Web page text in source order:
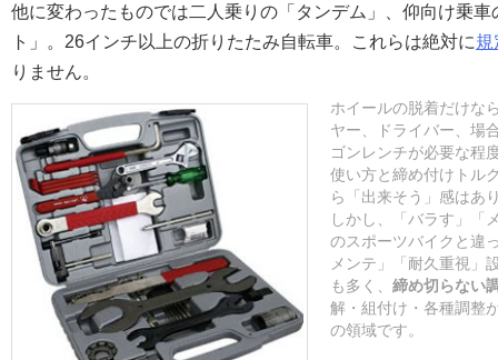
他に変わったものでは二人乗りの「タンデム」、仰向け乗車
ト」。26インチ以上の折りたたみ自転車。これらは絶対に規
りません。
ホイールの脱着だけな
ヤー、ドライバー、場
ゴンレンチが必要な程
使い方と締め付けトル
ら「出来そう」感はあ
しかし、「バラす」「
のスポーツバイクと違
メンテ」「耐久重視」
も多く、 締め切らない
解・組付け・各種調整
の領域です。